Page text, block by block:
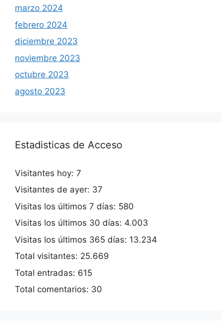
marzo 2024
febrero 2024
diciembre 2023
noviembre 2023
octubre 2023
agosto 2023
Estadisticas de Acceso
Visitantes hoy: 7
Visitantes de ayer: 37
Visitas los últimos 7 días: 580
Visitas los últimos 30 días: 4.003
Visitas los últimos 365 días: 13.234
Total visitantes: 25.669
Total entradas: 615
Total comentarios: 30